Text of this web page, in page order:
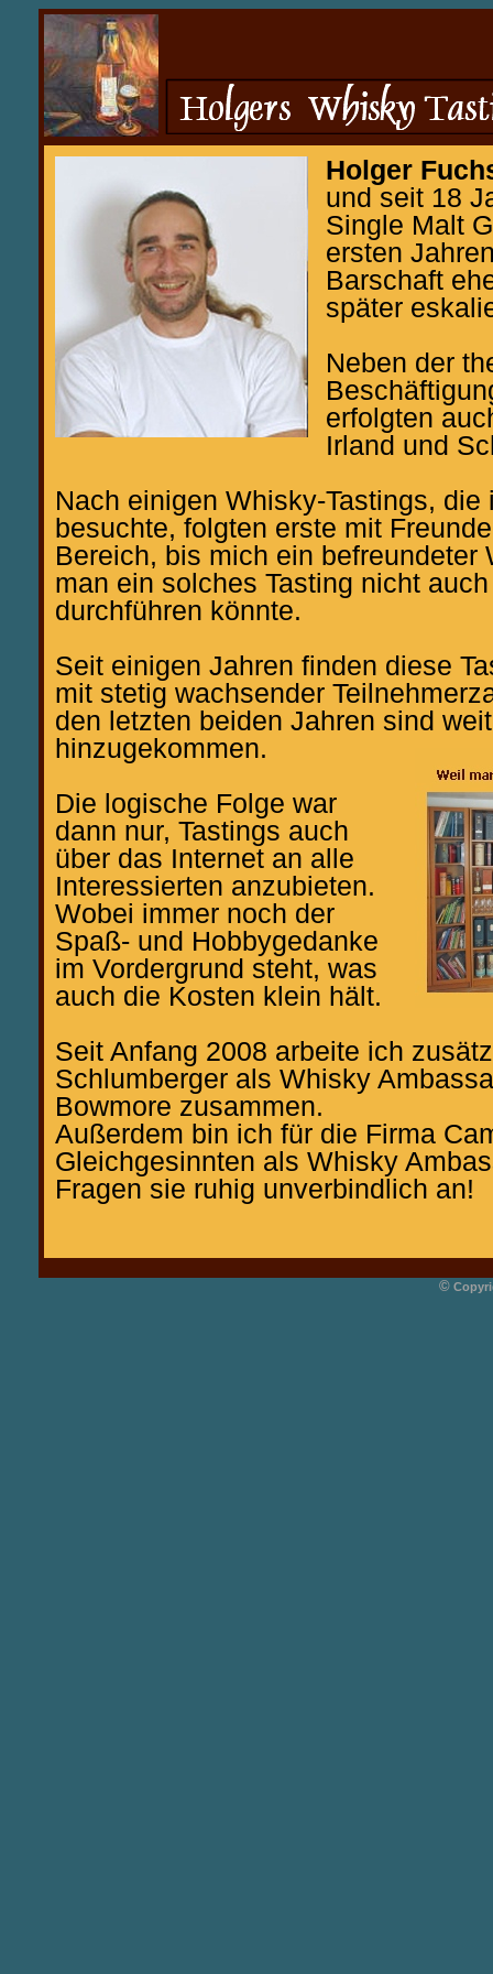
Holger
und seit 18
Single Malt
ersten
Barschaft
später
Neben der
erfolgten
Irland und
Nach einigen Whisky-Tastings, die
besuchte, folgten erste mit
Bereich, bis mich ein befreundeter
man ein solches Tasting nicht
durchführen könnte.
Seit einigen Jahren finden diese
mit stetig wachsender
den letzten beiden Jahren sind
hinzugekommen.
Die logische Folge war
dann nur, Tastings auch
über das Internet an alle
Interessierten anzubieten.
Wobei immer noch der
Spaß- und Hobbygedanke
im Vordergrund steht, was
auch die Kosten klein hält.
Seit Anfang 2008 arbeite ich
Schlumberger als Whisky
Bowmore zusammen.
Außerdem bin ich für die Firma
Gleichgesinnten als Whisky
Fragen sie ruhig unverbindlich an!
©